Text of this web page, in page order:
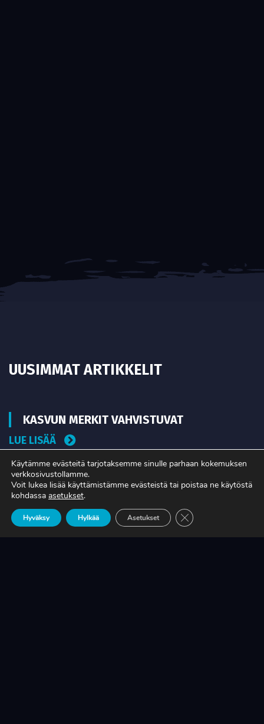
UUSIMMAT ARTIKKELIT
KASVUN MERKIT VAHVISTUVAT
LUE LISÄÄ
TIEDÄTKÖ, MITÄ TUOTANTONNE OIKEASTI
MAKSAA?
LUE LISÄÄ
Käytämme evästeitä tarjotaksemme sinulle parhaan kokemuksen
verkkosivustollamme.
Voit lukea lisää käyttämistämme evästeistä tai poistaa ne käytöstä
kohdassa asetukset.
Hyväksy Hylkää Asetukset Sulje evästebanneri